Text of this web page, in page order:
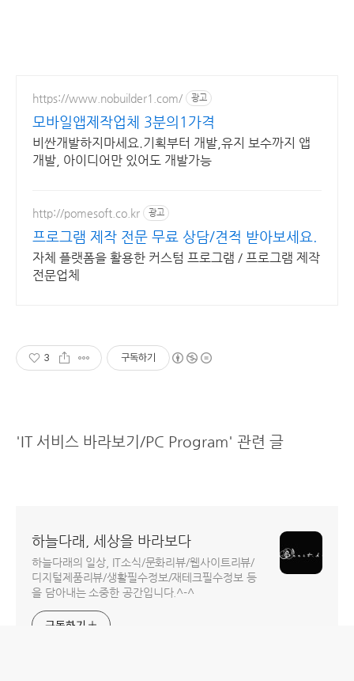
https://www.nobuilder1.com/ 광고
모바일앱제작업체 3분의1가격
비싼개발하지마세요.기획부터 개발,유지 보수까지 앱
개발, 아이디어만 있어도 개발가능
http://pomesoft.co.kr 광고
프로그램 제작 전문 무료 상담/견적 받아보세요.
자체 플랫폼을 활용한 커스텀 프로그램 / 프로그램 제작
전문업체
3 구독하기
'IT 서비스 바라보기/PC Program' 관련 글
하늘다래, 세상을 바라보다
하늘다래의 일상, IT소식/문화리뷰/웹사이트리뷰/
디지털제품리뷰/생활필수정보/재테크필수정보 등
을 담아내는 소중한 공간입니다.^-^
구독하기